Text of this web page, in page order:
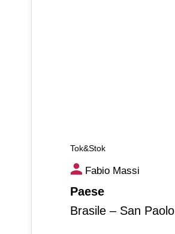
Tok&Stok
Tok&Stok
Fabio Massi
Paese
Brasile – San Paolo